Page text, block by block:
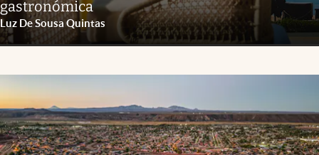
gastronómica
Luz De Sousa Quintas